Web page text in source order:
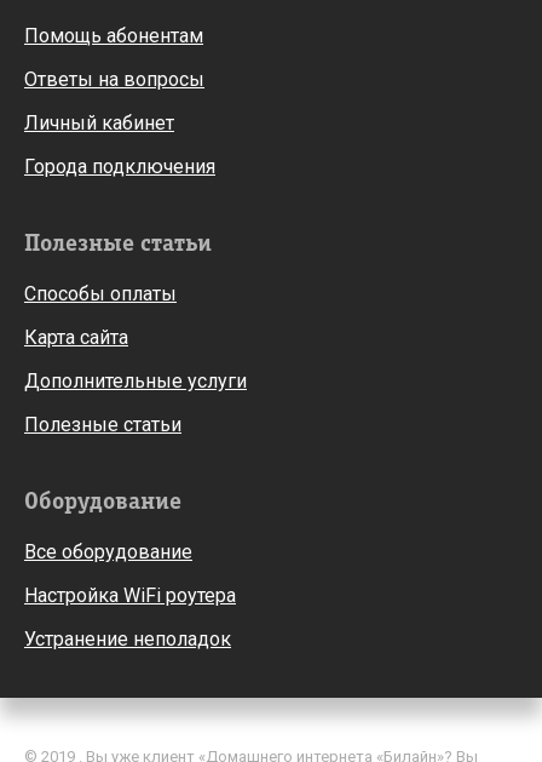
Помощь абонентам
Ответы на вопросы
Личный кабинет
Города подключения
Полезные статьи
Способы оплаты
Карта сайта
Дополнительные услуги
Полезные статьи
Оборудование
Все оборудование
Настройка WiFi роутера
Устранение неполадок
© 2019 . Вы уже клиент «Домашнего интернета «Билайн»? Вы